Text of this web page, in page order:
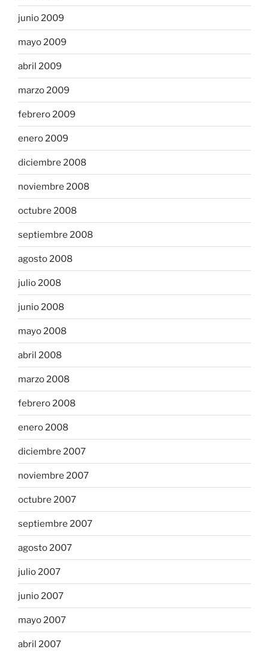
junio 2009
mayo 2009
abril 2009
marzo 2009
febrero 2009
enero 2009
diciembre 2008
noviembre 2008
octubre 2008
septiembre 2008
agosto 2008
julio 2008
junio 2008
mayo 2008
abril 2008
marzo 2008
febrero 2008
enero 2008
diciembre 2007
noviembre 2007
octubre 2007
septiembre 2007
agosto 2007
julio 2007
junio 2007
mayo 2007
abril 2007